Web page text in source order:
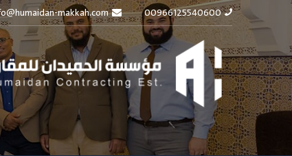
00966125540600
makkah.com